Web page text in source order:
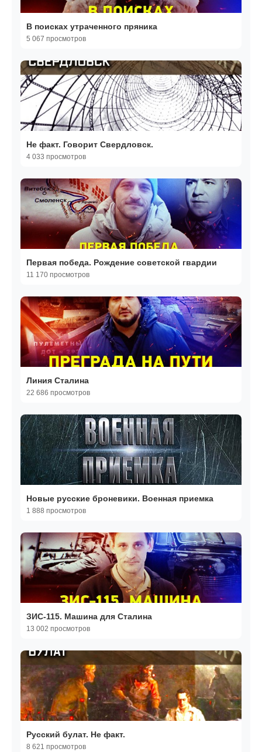
В поисках утраченного пряника
5 067 просмотров
Не факт. Говорит Свердловск.
4 033 просмотров
Первая победа. Рождение советской гвардии
11 170 просмотров
Линия Сталина
22 686 просмотров
Новые русские броневики. Военная приемка
1 888 просмотров
ЗИС-115. Машина для Сталина
13 002 просмотров
Русский булат. Не факт.
8 621 просмотров